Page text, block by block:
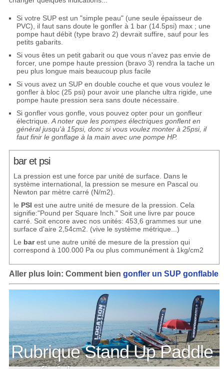
Si votre SUP est un "simple peau" (une seule épaisseur de
PVC), il faut sans doute le gonfler à 1 bar (14.5psi) max ; une
pompe haut débit (type bravo 2) devrait suffire, sauf pour les
petits gabarits.
Si vous êtes un petit gabarit ou que vous n'avez pas envie de
forcer, une pompe haute pression (bravo 3) rendra la tache un
peu plus longue mais beaucoup plus facile
Si vous avez un SUP en double couche et que vous voulez le
gonfler à bloc (25 psi) pour avoir une planche ultra rigide, une
pompe haute pression sera sans doute nécessaire.
Si gonfler vous gonfle, vous pouvez opter pour un gonfleur
électrique. A noter que les pompes électriques gonflent en
général jusqu'à 15psi, donc si vous voulez monter à 25psi, il
faut finir le gonflage à la main avec une pompe HP.
bar et psi
La pression est une force par unité de surface. Dans le
système international, la pression se mesure en Pascal ou
Newton par mètre carré (N/m2).
le PSI est une autre unité de mesure de la pression. Cela
signifie:"Pound per Square Inch." Soit une livre par pouce
carré. Soit encore avec nos unités: 453,6 grammes sur une
surface d'aire 2,54cm2. (vive le système métrique...)
Le barest une autre unité de mesure de la pression qui
correspond à 100.000 Pa ou plus communément à 1kg/cm2
Aller plus loin: Comment bien gonfler un SUP gonflable
Rubrique Stand Up Paddle